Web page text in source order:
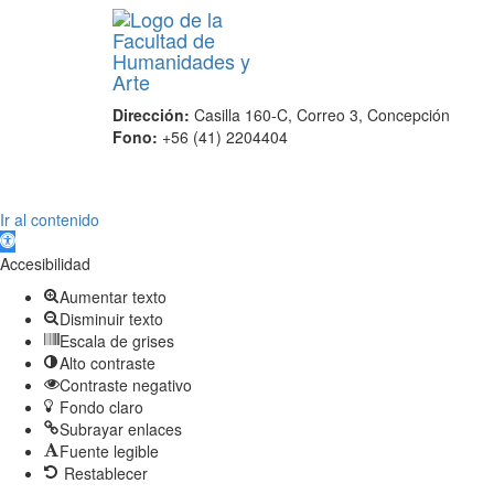
Dirección: Casilla 160-C, Correo 3, Concepción
Fono: +56 (41) 2204404
Scroll
Up
Ir al contenido
Abrir barra de herramientas
Accesibilidad
Aumentar texto
Disminuir texto
Escala de grises
Alto contraste
Contraste negativo
Fondo claro
Subrayar enlaces
Fuente legible
Restablecer